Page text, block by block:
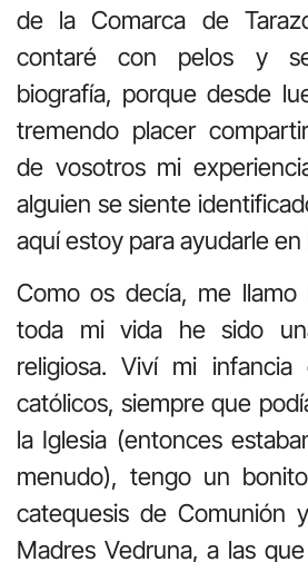
de la Comarca de
contaré con pelos y
biografía, porque desde
tremendo placer
de vosotros mi
alguien se siente
aquí estoy para ayudarle
Como os decía, me llamo
toda mi vida he sido
religiosa. Viví mi infancia
católicos, siempre que
la Iglesia (entonces
menudo), tengo un
catequesis de Comunión
Madres Vedruna, a las